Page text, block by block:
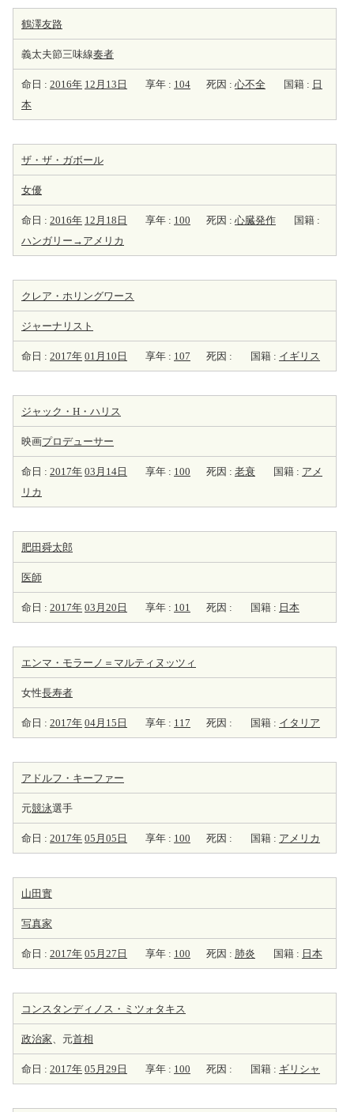
鶴澤友路
義太夫節三味線奏者
命日 : 2016年 12月13日 享年 : 104 死因 : 心不全 国籍 : 日
本
ザ・ザ・ガボール
女優
命日 : 2016年 12月18日 享年 : 100 死因 : 心臓発作
国籍 :
ハンガリー→アメリカ
クレア・ホリングワース
ジャーナリスト
命日 : 2017年 01月10日 享年 : 107 死因 : 国籍 : イギリス
ジャック・H・ハリス
映画プロデューサー
命日 : 2017年 03月14日 享年 : 100 死因 : 老衰 国籍 : アメ
リカ
肥田舜太郎
医師
命日 : 2017年 03月20日 享年 : 101 死因 : 国籍 : 日本
エンマ・モラーノ＝マルティヌッツィ
女性長寿者
命日 : 2017年 04月15日 享年 : 117 死因 : 国籍 : イタリア
アドルフ・キーファー
元競泳選手
命日 : 2017年 05月05日 享年 : 100 死因 : 国籍 : アメリカ
山田實
写真家
命日 : 2017年 05月27日 享年 : 100 死因 : 肺炎 国籍 : 日本
コンスタンディノス・ミツォタキス
政治家、元首相
命日 : 2017年 05月29日 享年 : 100 死因 : 国籍 : ギリシャ